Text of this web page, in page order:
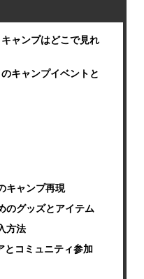
ャンプはどこで見れ
キャンプイベントと
キャンプ再現
のグッズとアイテム
方法
とコミュニティ参加